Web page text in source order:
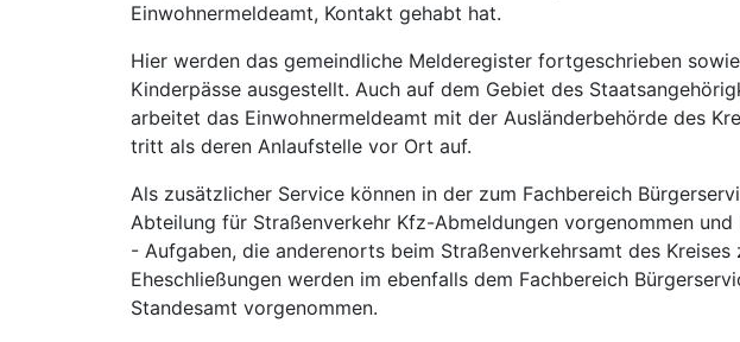
Einwohnermeldeamt, Kontakt gehabt hat.
Hier werden das gemeindliche Melderegister fortgeschrieben
Kinderpässe ausgestellt. Auch auf dem Gebiet des
arbeitet das Einwohnermeldeamt mit der Ausländerbehörde des
tritt als deren Anlaufstelle vor Ort auf.
Als zusätzlicher Service können in der zum Fachbereich
Abteilung für Straßenverkehr Kfz-Abmeldungen vorgenommen
- Aufgaben, die anderenorts beim Straßenverkehrsamt des Kreises
Eheschließungen werden im ebenfalls dem Fachbereich
Standesamt vorgenommen.